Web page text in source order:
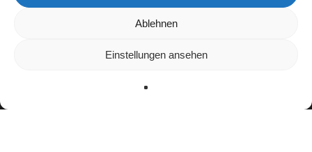
Ablehnen
Einstellungen ansehen
Wir verwenden Cookies, um dir die bestmögliche Erfahrung auf
kannst du erfahren, welche Cookies wir
verwenden oder sie ausschalten.